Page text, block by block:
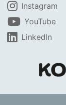
Instagram
YouTube
LinkedIn